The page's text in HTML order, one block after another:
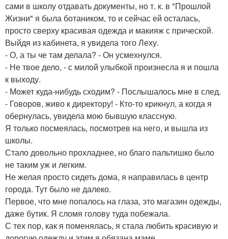
сами в школу отдавать документы, но т. к. в "Прошлой
Жизни" я была ботаником, то и сейчас ей осталась,
просто сверху красивая одежда и макияж с прической.
Выйдя из кабинета, я увидела того Леху.
- О, а ты че там делала? - Он усмехнулся.
- Не твое дело, - с милой улыбкой произнесла я и пошла
к выходу.
- Может куда-нибудь сходим? - Послышалось мне в след.
- Говоров, живо к директору! - Кто-то крикнул, а когда я
обернулась, увидела мою бывшую классную.
Я только посмеялась, посмотрев на него, и вышла из
школы.
Стало довольно прохладнее, но благо пальтишко было
не таким уж и легким.
Не желая просто сидеть дома, я направилась в центр
города. Тут было не далеко.
Первое, что мне попалось на глаза, это магазин одежды,
даже бутик. Я сломя голову туда побежала.
С тех пор, как я поменялась, я стала любить красивую и